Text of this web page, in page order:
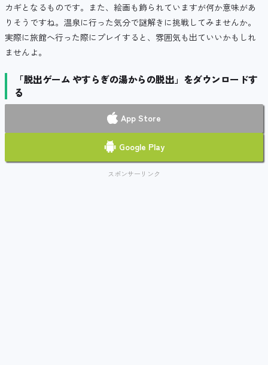
カギとなるものです。また、絵画も飾られていますが何か意味があ
りそうですね。温泉に行った気分で謎解きに挑戦してみませんか。
実際に旅館へ行った際にプレイすると、雰囲気も出ていいかもしれ
ませんよ。
「脱出ゲーム やすらぎの湯からの脱出」をダウンロードす
る
App Store
Google Play
スポンサーリンク